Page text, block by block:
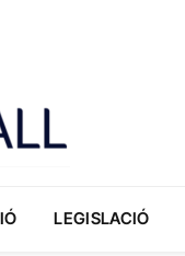
LEGISLACIÓ